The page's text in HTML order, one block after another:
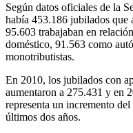
Según datos oficiales de la
había 453.186 jubilados que
95.603 trabajaban en
doméstico, 91.563 como
monotributistas.
En 2010, los jubilados con
aumentaron a 275.431 y en
representa un incremento
últimos dos años.